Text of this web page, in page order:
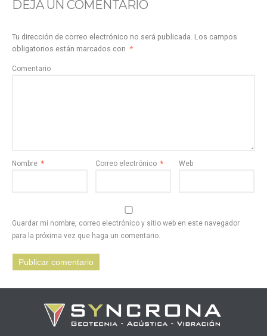
DEJA UN COMENTARIO
Tu dirección de correo electrónico no será publicada. Los campos
obligatorios están marcados con *
Comentario
Nombre * Correo electrónico * Web
Guardar mi nombre, correo electrónico y sitio web en este navegador
para la próxima vez que haga un comentario.